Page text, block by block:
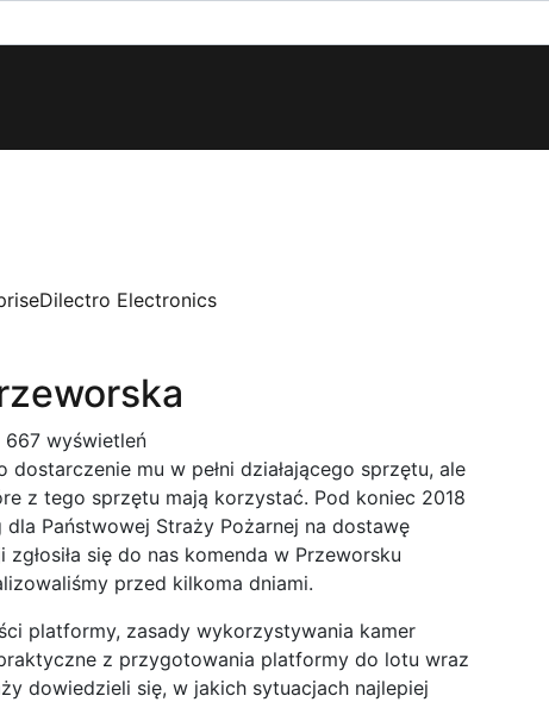
Dilectro Electronics
667 wyświetleń
mu w pełni działającego sprzętu, ale
z tego sprzętu mają korzystać. Pod koniec 2018
Państwowej Straży Pożarnej na dostawę
się do nas komenda w Przeworsku
przed kilkoma dniami.
platformy, zasady wykorzystywania kamer
z przygotowania platformy do lotu wraz
dowiedzieli się, w jakich sytuacjach najlepiej